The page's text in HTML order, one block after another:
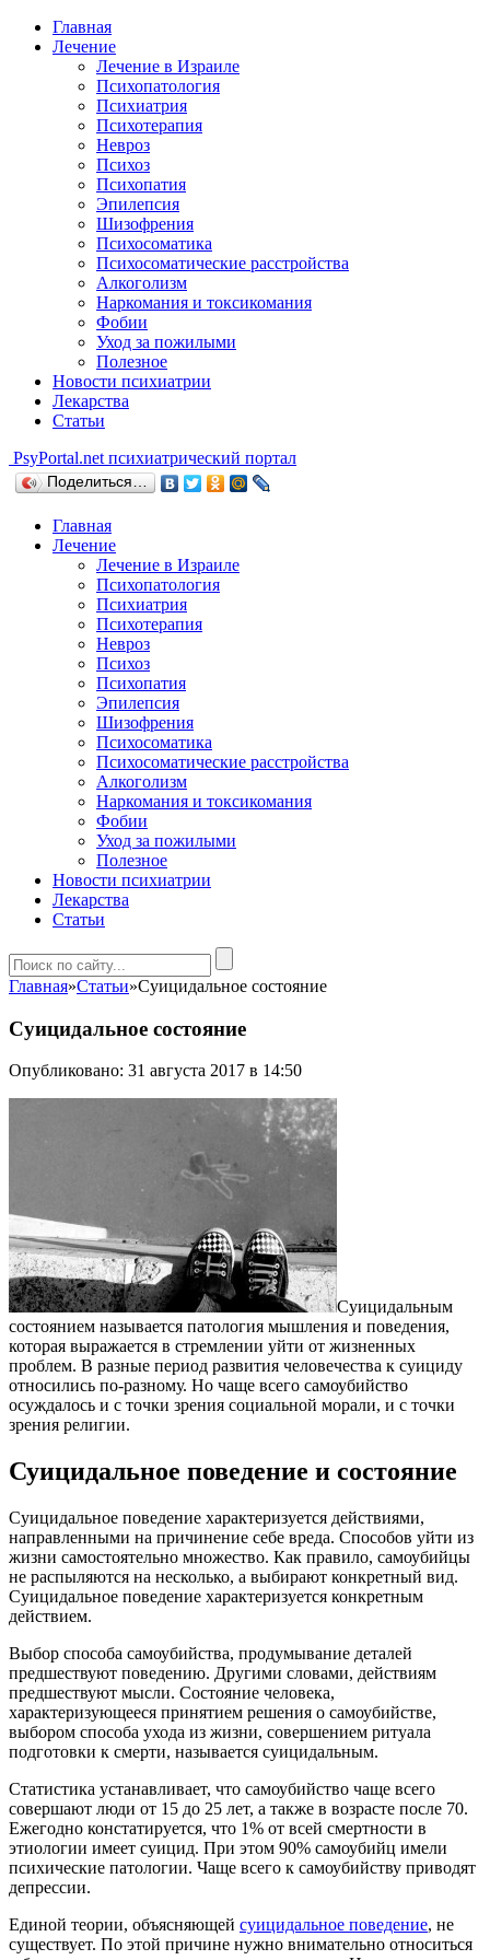
Главная
Лечение
Лечение в Израиле
Психопатология
Психиатрия
Психотерапия
Невроз
Психоз
Психопатия
Эпилепсия
Шизофрения
Психосоматика
Психосоматические расстройства
Алкоголизм
Наркомания и токсикомания
Фобии
Уход за пожилыми
Полезное
Новости психиатрии
Лекарства
Статьи
PsyPortal.net психиатрический портал
Поделиться…
Главная
Лечение
Лечение в Израиле
Психопатология
Психиатрия
Психотерапия
Невроз
Психоз
Психопатия
Эпилепсия
Шизофрения
Психосоматика
Психосоматические расстройства
Алкоголизм
Наркомания и токсикомания
Фобии
Уход за пожилыми
Полезное
Новости психиатрии
Лекарства
Статьи
Главная»Статьи»Суицидальное состояние
Суицидальное состояние
Опубликовано: 31 августа 2017 в 14:50
Суицидальным
состоянием называется патология мышления и поведения,
которая выражается в стремлении уйти от жизненных
проблем. В разные период развития человечества к суициду
относились по-разному. Но чаще всего самоубийство
осуждалось и с точки зрения социальной морали, и с точки
зрения религии.
Суицидальное поведение и состояние
Суицидальное поведение характеризуется действиями,
направленными на причинение себе вреда. Способов уйти из
жизни самостоятельно множество. Как правило, самоубийцы
не распыляются на несколько, а выбирают конкретный вид.
Суицидальное поведение характеризуется конкретным
действием.
Выбор способа самоубийства, продумывание деталей
предшествуют поведению. Другими словами, действиям
предшествуют мысли. Состояние человека,
характеризующееся принятием решения о самоубийстве,
выбором способа ухода из жизни, совершением ритуала
подготовки к смерти, называется суицидальным.
Статистика устанавливает, что самоубийство чаще всего
совершают люди от 15 до 25 лет, а также в возрасте после 70.
Ежегодно констатируется, что 1% от всей смертности в
этиологии имеет суицид. При этом 90% самоубийц имели
психические патологии. Чаще всего к самоубийству приводят
депрессии.
Единой теории, объясняющей суицидальное поведение, не
существует. По этой причине нужно внимательно относиться